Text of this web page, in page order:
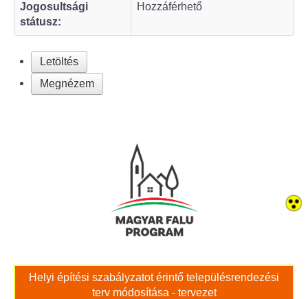
Szállások
Református Egyház
Bölcskei Rákóczi Horgász Egyesület
Bölcskei Sportegyesület
Bölcskei Sólymok Íjász Baráti Kör
Múló Évek Nyugdíjas Klub
Jogosultsági
státusz:
Hozzáférhető
Letöltés
Megnézem
Helyi építési szabályzatot érintő településrendezési
terv módosítása - tervezet